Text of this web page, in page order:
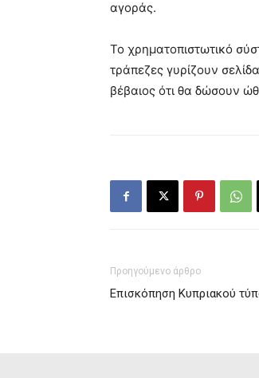
αγοράς.
Το χρηματοπιστωτικό
τράπεζες γυρίζουν
βέβαιος ότι θα δώσουν
Προηγούμενο άρθρο
Επισκόπηση Κυπριακού